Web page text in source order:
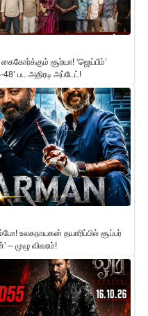
கைகோர்க்கும் சூர்யா! ‘ஜெய்பீம்’
பட அதிரடி அப்டேட்!
உலகநாயகன் தயாரிப்பில் சூப்பர்
– முழு விவரம்!